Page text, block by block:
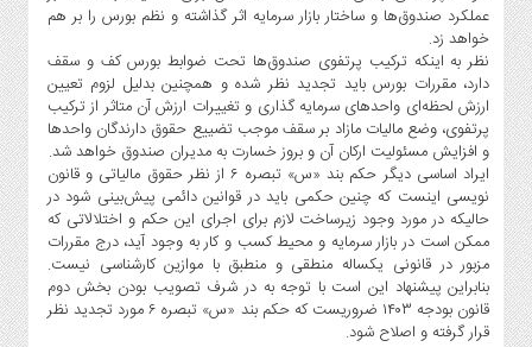
عملکرد صندوق‌ها و ساختار بازار سرمایه اثر گذاشته و نظم بورس را بر هم
خواهد زد.
نظر به اینکه ترکیب پرتفوی صندوق‌ها تحت ضوابط بورس کف و سقف
دارد، مقررات بورس باید تجدید نظر شده و همچنین بدلیل لزوم تعیین
ارزش لحظه‌ای واحدهای سرمایه گذاری و تغییرات ارزش آن متاثر از ترکیب
پرتفوی، وضع مالیات مازاد بر سقف موجب تضییع حقوق دارندگان واحدها
و افزایش مسئولیت ارکان آن و بروز خسارت به مدیران صندوق خواهد شد.
ایراد اساسی دیگر حکم بند «س» تبصره ۶ از نظر حقوق مالیاتی و قانون
نویسی اینست که چنین حکمی باید در قوانین دائمی پیش‌بینی شود در
حالیکه در مورد وجود زیرساخت لازم برای اجرای این حکم و اختلالاتی که
ممکن است در بازار سرمایه و محیط کسب و کار به وجود آید، درج مقررات
مزبور در قانونی یکساله منطقی و منطبق با موازین کارشناسی نیست.
بنابراین پیشنهاد این است با توجه به در شرف تصویب بودن بخش دوم
قانون بودجه ۱۴۰۳ ضروریست که حکم بند «س» تبصره ۶ مورد تجدید نظر
قرار گرفته و اصلاح شود.